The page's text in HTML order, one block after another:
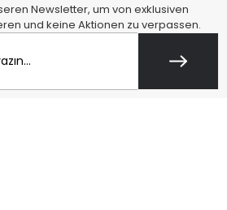
Newsletter, um von exklusiven
und keine Aktionen zu verpassen.